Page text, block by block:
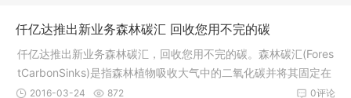
仟亿达推出新业务森林碳汇 回收您用不完的碳
仟亿达推出新业务森林碳汇，回收您用不完的碳。森林碳汇(Fores
tCarbonSinks)是指森林植物吸收大气中的二氧化碳并将其固定在
植被或土壤中，从而
0评论
2016-03-24 872